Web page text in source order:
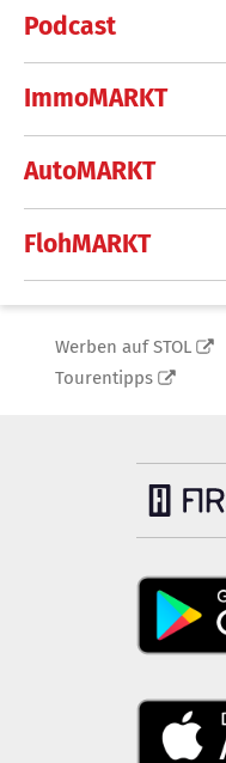
Podcast
ImmoMARKT
AutoMARKT
FlohMARKT
Werben auf STOL
Tourentipps